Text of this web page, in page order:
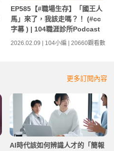
EP585【#職場生存】「國王人
馬」來了，我該走嗎？！ (#cc
字幕 ) | 104職涯診所Podcast
2026.02.09 | 104小編 | 20660觀看數
更多訂閱內容
AI時代該如何辨識人才的「簡報